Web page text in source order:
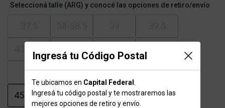
Ingresá tu Código Postal
Te ubicamos en Capital Federal
Ingresá tu código postal y te mostraremos las
mejores opciones de retiro y envío.
Seleccioná talle (ARG) y conocé las opciones de retiro/envío
43 43.5 44 44.5
45-45.5 46